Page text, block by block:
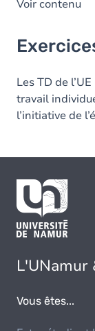
Voir contenu
Les TD de
travail
l’initiative de
L'UNamur
Vous êtes...